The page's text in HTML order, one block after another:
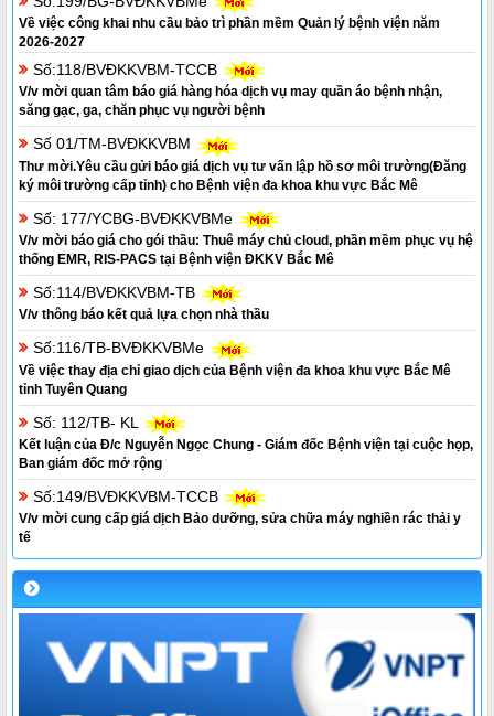
Về việc công khai nhu cầu bảo trì phần mềm Quản lý bệnh viện năm
2026-2027
Số:118/BVĐKKVBM-TCCB
V/v mời quan tâm báo giá hàng hóa dịch vụ may quần áo bệnh nhận,
săng gạc, ga, chăn phục vụ người bệnh
Số 01/TM-BVĐKKVBM
Thư mời.Yêu cầu gửi báo giá dịch vụ tư vấn lập hồ sơ môi trường(Đăng
ký môi trường cấp tỉnh) cho Bệnh viện đa khoa khu vực Bắc Mê
Số: 177/YCBG-BVĐKKVBMe
V/v mời báo giá cho gói thầu: Thuê máy chủ cloud, phần mềm phục vụ hệ
thống EMR, RIS-PACS tại Bệnh viện ĐKKV Bắc Mê
Số:114/BVĐKKVBM-TB
V/v thông báo kết quả lựa chọn nhà thầu
Số:116/TB-BVĐKKVBMe
Về việc thay địa chỉ giao dịch của Bệnh viện đa khoa khu vực Bắc Mê
tỉnh Tuyên Quang
Số: 112/TB- KL
Kết luận của Đ/c Nguyễn Ngọc Chung - Giám đốc Bệnh viện tại cuộc họp,
Ban giám đốc mở rộng
Số:149/BVĐKKVBM-TCCB
V/v mời cung cấp giá dịch Bảo dưỡng, sửa chữa máy nghiền rác thải y
tế